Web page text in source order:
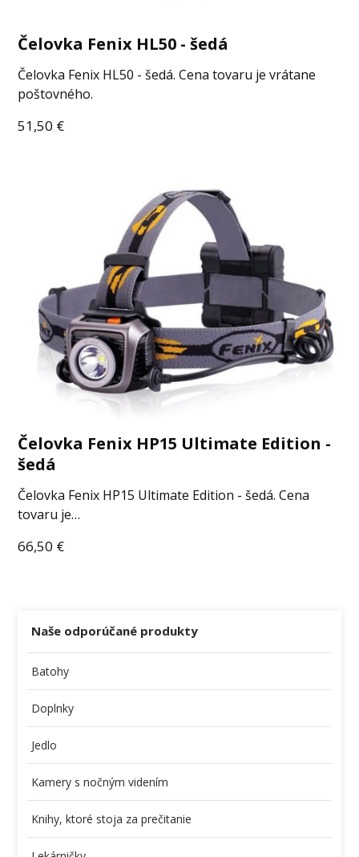
Čelovka Fenix HL50 - šedá
Čelovka Fenix HL50 - šedá. Cena tovaru je vrátane
poštovného.
51,50 €
Čelovka Fenix HP15 Ultimate Edition -
šedá
Čelovka Fenix HP15 Ultimate Edition - šedá. Cena
tovaru je…
66,50 €
Naše odporúčané produkty
Batohy
Doplnky
Jedlo
Kamery s nočným videním
Knihy, ktoré stoja za prečitanie